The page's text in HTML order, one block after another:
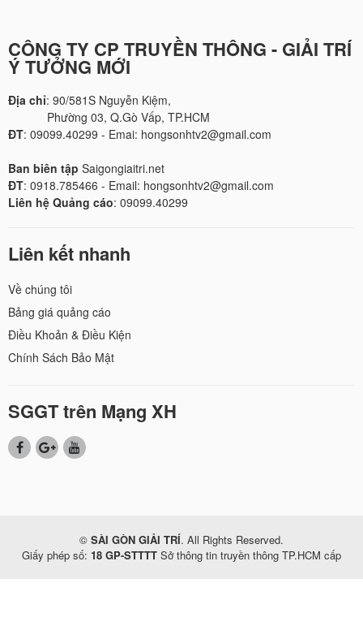
CÔNG TY CP TRUYỀN THÔNG - GIẢI TRÍ
Ý TƯỞNG MỚI
Địa chỉ: 90/581S Nguyễn Kiệm,
Phường 03, Q.Gò Vấp, TP.HCM
ĐT: 09099.40299 - Emai: hongsonhtv2@gmail.com
Ban biên tập Saigongiaitri.net
ĐT: 0918.785466 - Email: hongsonhtv2@gmail.com
Liên hệ Quảng cáo: 09099.40299
Liên kết nhanh
Về chúng tôi
Bảng giá quảng cáo
Điều Khoản & Điều Kiện
Chính Sách Bảo Mật
SGGT trên Mạng XH
© SÀI GÒN GIẢI TRÍ. All Rights Reserved.
Giấy phép số: 18 GP-STTTT Sở thông tin truyền thông TP.HCM cấp